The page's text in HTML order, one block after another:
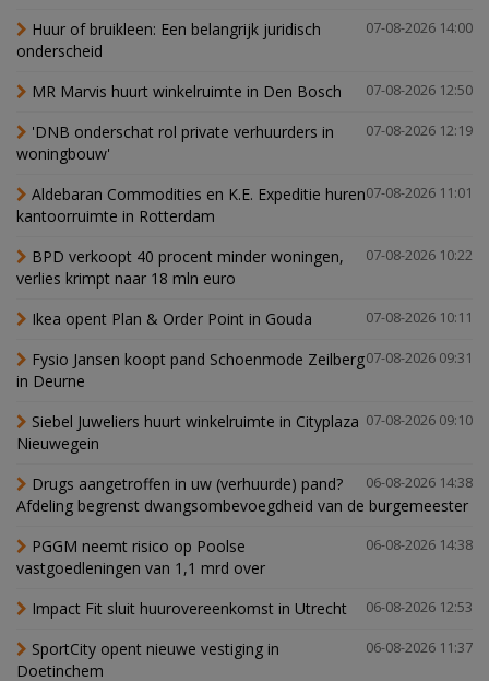
07-08-2026 14:00
Huur of bruikleen: Een belangrijk juridisch
onderscheid
07-08-2026 12:50
MR Marvis huurt winkelruimte in Den Bosch
07-08-2026 12:19
'DNB onderschat rol private verhuurders in
woningbouw'
07-08-2026 11:01
Aldebaran Commodities en K.E. Expeditie huren
kantoorruimte in Rotterdam
07-08-2026 10:22
BPD verkoopt 40 procent minder woningen,
verlies krimpt naar 18 mln euro
07-08-2026 10:11
Ikea opent Plan & Order Point in Gouda
07-08-2026 09:31
Fysio Jansen koopt pand Schoenmode Zeilberg
in Deurne
07-08-2026 09:10
Siebel Juweliers huurt winkelruimte in Cityplaza
Nieuwegein
06-08-2026 14:38
Drugs aangetroffen in uw (verhuurde) pand?
Afdeling begrenst dwangsombevoegdheid van de burgemeester
06-08-2026 14:38
PGGM neemt risico op Poolse
vastgoedleningen van 1,1 mrd over
06-08-2026 12:53
Impact Fit sluit huurovereenkomst in Utrecht
06-08-2026 11:37
SportCity opent nieuwe vestiging in
Doetinchem